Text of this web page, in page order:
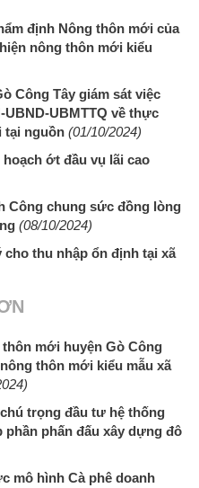
định Nông thôn mới của
nông thôn mới kiểu
Công Tây giám sát việc
UBMTTQ về thực
tại nguồn (01/10/2024)
ớt đầu vụ lãi cao
Công chung sức đồng lòng
(08/10/2024)
thu nhập ổn định tại xã
mới huyện Gò Công
thôn mới kiểu mẫu xã
trọng đầu tư hệ thống
phấn đấu xây dựng đô
mô hình Cà phê doanh